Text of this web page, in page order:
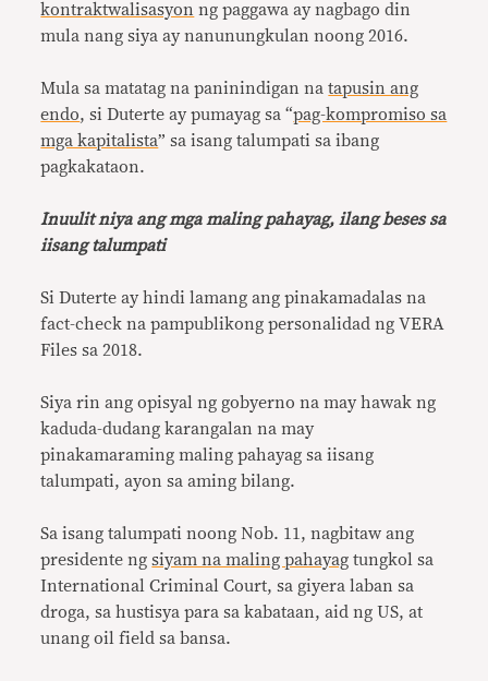
kontraktwalisasyon ng paggawa ay nagbago din
mula nang siya ay nanunungkulan noong 2016.
Mula sa matatag na paninindigan natapusin ang
endo, si Duterte ay pumayag sa “pag-kompromiso sa
mga kapitalista” sa isang talumpati sa ibang
pagkakataon.
Inuulit niya ang mga maling pahayag, ilang beses sa
iisang talumpati
Si Duterte ay hindi lamang ang pinakamadalas na
fact-check na pampublikong personalidad ng VERA
Files sa 2018.
Siya rin ang opisyal ng gobyerno na may hawak ng
kaduda-dudang karangalan na may
pinakamaraming maling pahayag sa iisang
talumpati, ayon sa aming bilang.
Sa isang talumpati noong Nob. 11, nagbitaw ang
presidente ngsiyam na maling pahayag tungkol sa
International Criminal Court, sa giyera laban sa
droga, sa hustisya para sa kabataan, aid ng US, at
unang oil field sa bansa.